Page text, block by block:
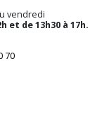
vendredi
et de 13h30 à 17h.
70